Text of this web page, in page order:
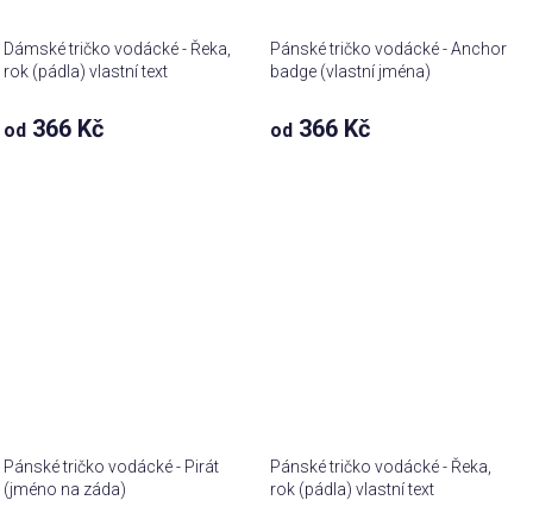
Dámské tričko vodácké - Řeka,
rok (pádla) vlastní text
od 366 Kč
Pánské tričko vodácké - Anchor
badge (vlastní jména)
od 366 Kč
Pánské tričko vodácké - Pirát
(jméno na záda)
Pánské tričko vodácké - Řeka,
rok (pádla) vlastní text